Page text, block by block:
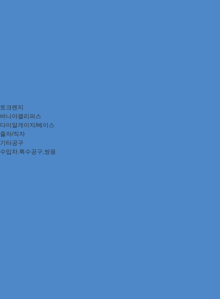
토크렌지
버니아캘리퍼스
다이알게이지/베이스
줄자/직자
기타공구
수입차.특수공구,쌍용